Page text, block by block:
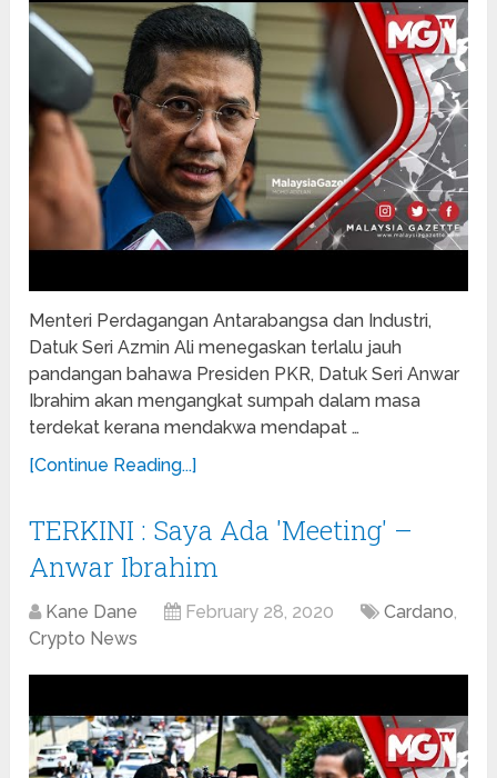
Menteri Perdagangan Antarabangsa dan Industri,
Datuk Seri Azmin Ali menegaskan terlalu jauh
pandangan bahawa Presiden PKR, Datuk Seri Anwar
Ibrahim akan mengangkat sumpah dalam masa
terdekat kerana mendakwa mendapat …
[Continue Reading...]
TERKINI : Saya Ada 'Meeting' –
Anwar Ibrahim
Kane Dane February 28, 2020 Cardano,
Crypto News